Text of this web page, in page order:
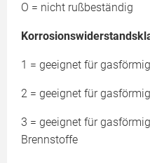
O = nicht rußbeständig
1 = geeignet für
2 = geeignet für
3 = geeignet für
Brennstoffe